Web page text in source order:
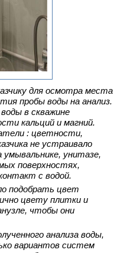
для осмотра места
пробы воды на анализ.
в скважине
кальций и магний.
: цветности,
не устраивало
унитазе,
поверхностях,
с водой.
подобрать цвет
цвету плитки и
чтобы они
анализа воды,
вариантов систем